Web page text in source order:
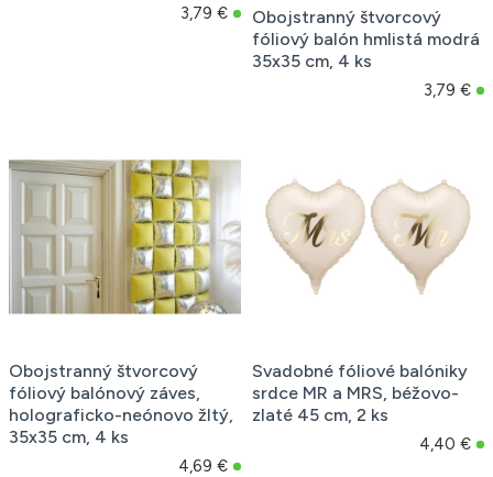
3,79 €
Obojstranný štvorcový
fóliový balón hmlistá modrá
35x35 cm, 4 ks
3,79 €
Obojstranný štvorcový
fóliový balónový záves,
holograficko-neónovo žltý,
35x35 cm, 4 ks
4,69 €
Svadobné fóliové balóniky
srdce MR a MRS, béžovo-
zlaté 45 cm, 2 ks
4,40 €